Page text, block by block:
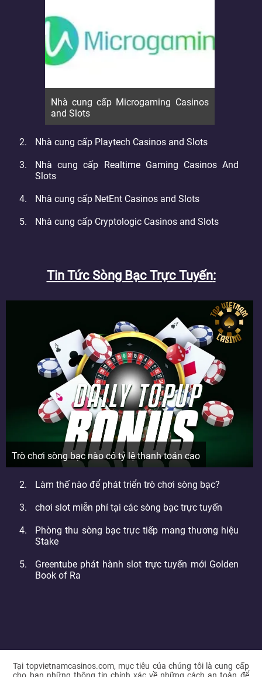
Nhà cung cấp Microgaming Casinos
and Slots
Nhà cung cấp Playtech Casinos and Slots
Nhà cung cấp Realtime Gaming Casinos And
Slots
Nhà cung cấp NetEnt Casinos and Slots
Nhà cung cấp Cryptologic Casinos and Slots
Tin Tức Sòng Bạc Trực Tuyến
Trò chơi sòng bạc nào có tỷ lệ thanh toán cao
Làm thế nào để phát triển trò chơi sòng bạc?
chơi slot miễn phí tại các sòng bạc trực tuyến
Phòng thu sòng bạc trực tiếp mang thương hiệu
Stake
Greentube phát hành slot trực tuyến mới Golden
Book of Ra
Tại topvietnamcasinos.com, mục tiêu của chúng tôi là cung cấp